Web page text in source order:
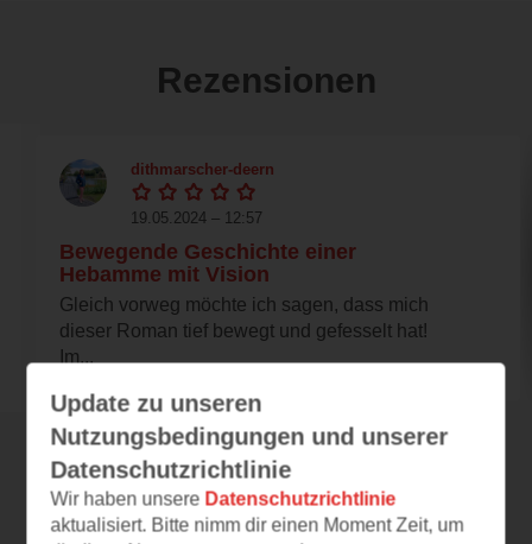
Rezensionen
dithmarscher-deern
19.05.2024 – 12:57
Bewegende Geschichte einer
Hebamme mit Vision
Gleich vorweg möchte ich sagen, dass mich
dieser Roman tief bewegt und gefesselt hat!
Im...
Alle 137 Rezensionen anzeigen
Update zu unseren
Nutzungsbedingungen und unserer
Datenschutzrichtlinie
Wir haben unsere Datenschutzrichtlinie
aktualisiert. Bitte nimm dir einen Moment Zeit, um